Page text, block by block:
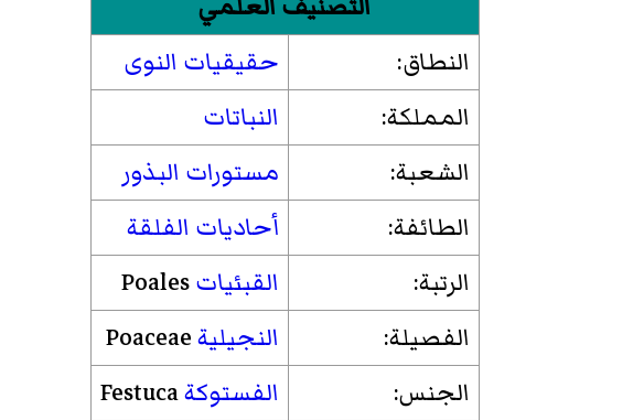
النطاق:
حقيقيات النوى
المملكة:
النباتات
الشعبة:
مستورات البذور
الطائفة:
أحاديات الفلقة
الرتبة:
القبئياتPoales
الفصيلة:
النجيلية
الجنس:
الفستوكةFestuca